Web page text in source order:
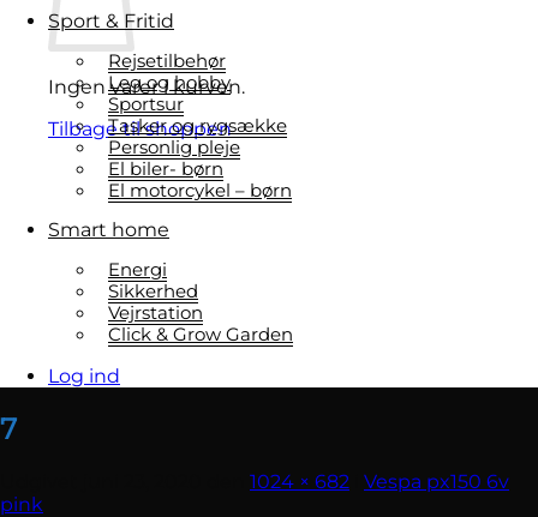
Ingen varer i kurven.
Tilbage til shoppen
Sport & Fritid
Rejsetilbehør
Leg og hobby
Sportsur
Tasker og rygsække
Personlig pleje
El biler- børn
El motorcykel – børn
Smart home
Energi
Sikkerhed
Vejrstation
Click & Grow Garden
Log ind
7
1024 × 682
Vespa px150 6v
pink